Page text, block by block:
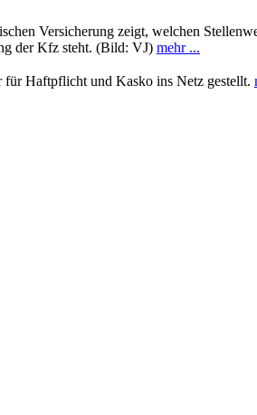
Versicherung zeigt, welchen
der Kfz steht. (Bild: VJ) mehr ...
für Haftpflicht und Kasko ins Netz gestellt.